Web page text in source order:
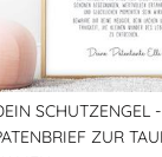
SCHUTZENGEL -
ZUR